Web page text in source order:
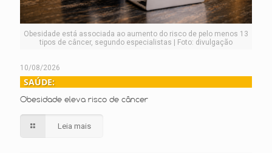
Obesidade está associada ao aumento do risco de pelo menos 13
tipos de câncer, segundo especialistas | Foto: divulgação
10/08/2026
SAÚDE:
Obesidade eleva risco de câncer
Leia mais